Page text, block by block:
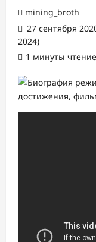
mining_broth
27 сентября
2024)
1 минуты чтение